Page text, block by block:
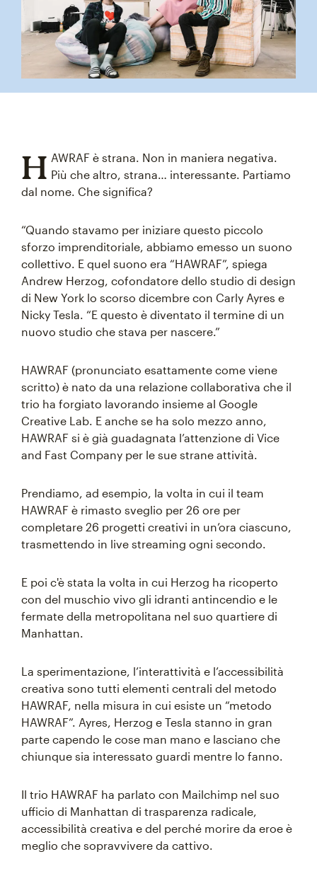
H AWRAF è strana. Non in maniera negativa.
Più che altro, strana… interessante. Partiamo
dal nome. Che significa?
“Quando stavamo per iniziare questo piccolo
sforzo imprenditoriale, abbiamo emesso un suono
collettivo. E quel suono era “HAWRAF”, spiega
Andrew Herzog, cofondatore dello studio di design
di New York lo scorso dicembre con Carly Ayres e
Nicky Tesla. “E questo è diventato il termine di un
nuovo studio che stava per nascere.”
HAWRAF (pronunciato esattamente come viene
scritto) è nato da una relazione collaborativa che il
trio ha forgiato lavorando insieme al Google
Creative Lab. E anche se ha solo mezzo anno,
HAWRAF si è già guadagnata l’attenzione di Vice
and Fast Company per le sue strane attività.
Prendiamo, ad esempio, la volta in cui il team
HAWRAF è rimasto sveglio per 26 ore per
completare 26 progetti creativi in un’ora ciascuno,
trasmettendo in live streaming ogni secondo.
E poi c'è stata la volta in cui Herzog ha ricoperto
con del muschio vivo gli idranti antincendio e le
fermate della metropolitana nel suo quartiere di
Manhattan.
La sperimentazione, l’interattività e l’accessibilità
creativa sono tutti elementi centrali del metodo
HAWRAF, nella misura in cui esiste un “metodo
HAWRAF”. Ayres, Herzog e Tesla stanno in gran
parte capendo le cose man mano e lasciano che
chiunque sia interessato guardi mentre lo fanno.
Il trio HAWRAF ha parlato con Mailchimp nel suo
ufficio di Manhattan di trasparenza radicale,
accessibilità creativa e del perché morire da eroe è
meglio che sopravvivere da cattivo.